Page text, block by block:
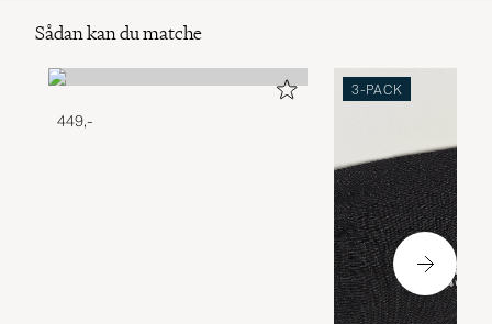
Sådan kan du matche
449,-
3-PACK